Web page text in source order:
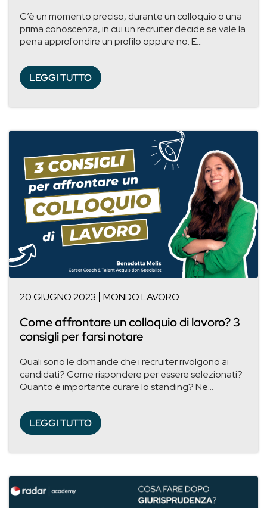
C’è un momento preciso, durante un colloquio o una
prima conoscenza, in cui un recruiter decide se vale la
pena approfondire un profilo oppure no. E...
LEGGI TUTTO
20 GIUGNO 2023 MONDO LAVORO
Come affrontare un colloquio di lavoro? 3
consigli per farsi notare
Quali sono le domande che i recruiter rivolgono ai
candidati? Come rispondere per essere selezionati?
Quanto è importante curare lo standing? Ne...
LEGGI TUTTO